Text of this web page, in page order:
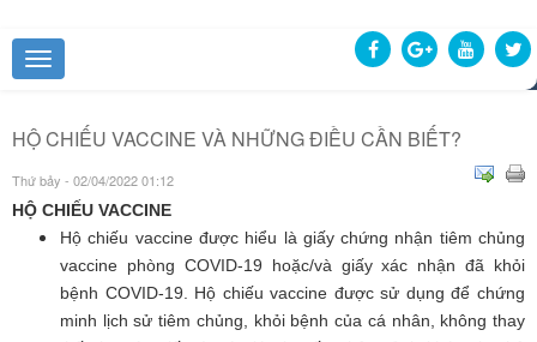
HỘ CHIẾU VACCINE VÀ NHỮNG ĐIỀU CẦN BIẾT?
Thứ bảy - 02/04/2022 01:12
HỘ CHIẾU VACCINE
Hộ chiếu vaccine được hiểu là giấy chứng nhận tiêm chủng
vaccine phòng COVID-19 hoặc/và giấy xác nhận đã khỏi
bệnh COVID-19. Hộ chiếu vaccine được sử dụng để chứng
minh lịch sử tiêm chủng, khỏi bệnh của cá nhân, không thay